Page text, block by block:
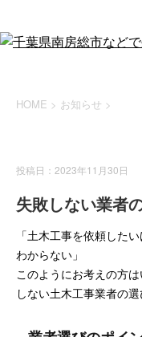
HOME > お知らせ >
投稿日：2023年11月30日
失敗しない業者
「土木工事を依頼した
わからない」
このようにお考えの方
しない土木工事業者の